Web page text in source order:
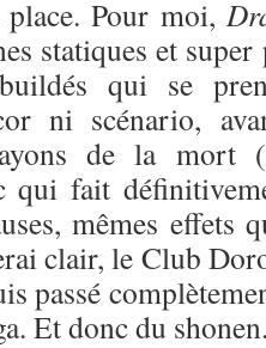
Pour moi,
statiques et
qui se
ni scénario,
de la mort
qui fait
mêmes effets
clair, le Club
passé
Et donc du